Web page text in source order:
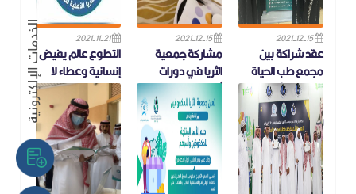
2021-12-15
عقد شراكة بين
مجمع طب الحياة
بابي عريش
وجمعية الثريا
للمكفوفين
تم بعون الله وتوفيقه
توقيع عقد شراكة بين
مجمع طب ا
2021-12-15
مشاركة جمعية
الثريا في دورات
أكاديمية الفوزان
سعياً لتطوير الخبرات
المختلفة في القطاع غير
الربحي قدمت أكاديمية
الفوزان دوراتها التطوي
2021-11-21
التطوع عالم يفيض
إنسانية وعطاء لا
ينقطع و هذا ما
يفعله أبطالنا من
المتطوعين
والمتطوعات